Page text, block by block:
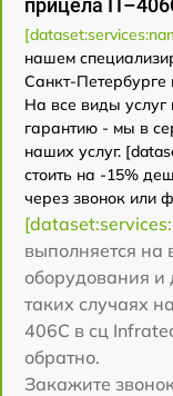
нашем
Санкт-Петербурге
На все виды
гарантию - мы в
наших услуг.
стоить на -15%
через звонок или
выполняется на
оборудования и
таких случаях
406С в сц
обратно.
Закажите